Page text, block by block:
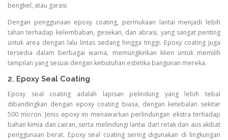
bengkel, atau garasi.
Dengan penggunaan epoxy coating, permukaan lantai menjadi lebih
tahan terhadap kelembaban, gesekan, dan abrasi, yang sangat penting
untuk area dengan lalu lintas sedang hingga tinggi. Epoxy coating juga
tersedia dalam berbagai warna, memungkinkan klien untuk memilih
tampilan yang sesuai dengan kebutuhan estetika bangunan mereka.
2. Epoxy Seal Coating
Epoxy seal coating adalah lapisan pelindung yang lebih tebal
dibandingkan dengan epoxy coating biasa, dengan ketebalan sekitar
500 micron. Jenis epoxy ini menawarkan perlindungan ekstra terhadap
bahan kimia dan cairan, serta melindungi lantai dari retak dan aus akibat
penggunaan berat. Epoxy seal coating sering digunakan di lingkungan